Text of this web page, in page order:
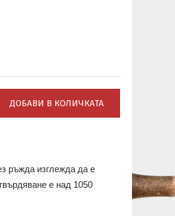
ДОБАВИ В КОЛИЧКАТА
ръжда изглежда да е
е над 1050